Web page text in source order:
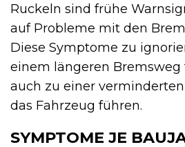
Ruckeln sind frühe
auf Probleme mit den
Diese Symptome zu
einem längeren Bremsweg
auch zu einer
das Fahrzeug führen.
SYMPTOME JE